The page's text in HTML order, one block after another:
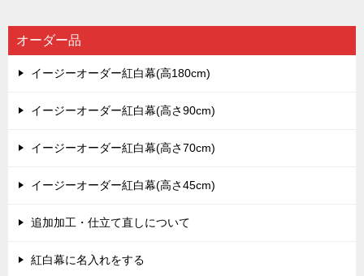
オーダー品
イージーオーダー紅白幕(高180cm)
イージーオーダー紅白幕(高さ90cm)
イージーオーダー紅白幕(高さ70cm)
イージーオーダー紅白幕(高さ45cm)
追加加工・仕立て直しについて
紅白幕に名入れをする